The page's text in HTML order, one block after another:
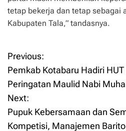
tetap bekerja dan tetap sebagai
Kabupaten Tala,” tandasnya.
P
o
s
t
Previous:
Pemkab Kotabaru Hadiri
Peringatan Maulid Nabi
Next:
Pupuk Kebersamaan dan
Kompetisi, Manajemen